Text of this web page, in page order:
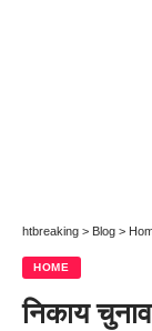
htbreaking > Blog >
HOME
निकाय